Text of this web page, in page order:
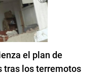
el plan de
tras los terremotos